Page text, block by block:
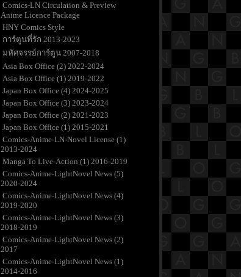
Comics-LN Circulation & Preview
Anime Licence Package
HNY Comics Style
การ์ตูนที่รัก 2013-2023
มหัศจรรย์การ์ตูน 2007-2018
Asia Box Office (2) 2022-2024
Asia Box Office (1) 2019-2022
Japan Box Office (4) 2024-2025
Japan Box Office (3) 2023-2024
Japan Box Office (2) 2021-2023
Japan Box Office (1) 2015-2021
Comics-Anime-LN-Novel License (1)
2013-2024
Manga To Live-Action (1) 2016-2019
Comics-Anime-LightNovel News (5)
2020-2024
Comics-Anime-LightNovel News (4)
2019-2020
Comics-Anime-LightNovel News (3)
2018-2019
Comics-Anime-LightNovel News (2)
2017
Comics-Anime-LightNovel News (1)
2014-2016